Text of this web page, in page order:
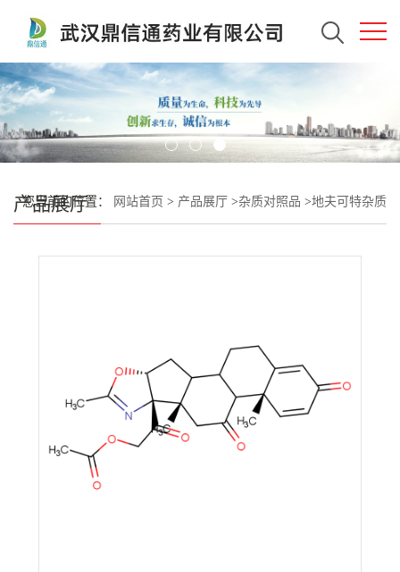
产品展厅
您当前的位置： 网站首页 > 产品展厅 >杂质对照品 >地夫可特杂质